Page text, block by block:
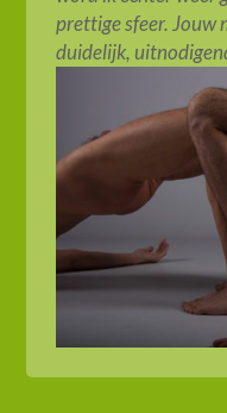
prettige sfeer. Jouw
duidelijk,